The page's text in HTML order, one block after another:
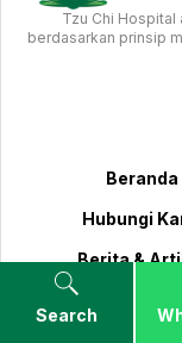
Search
Tzu Chi Hospital
berdasarkan prinsip
Beranda
Hubungi
Berita &